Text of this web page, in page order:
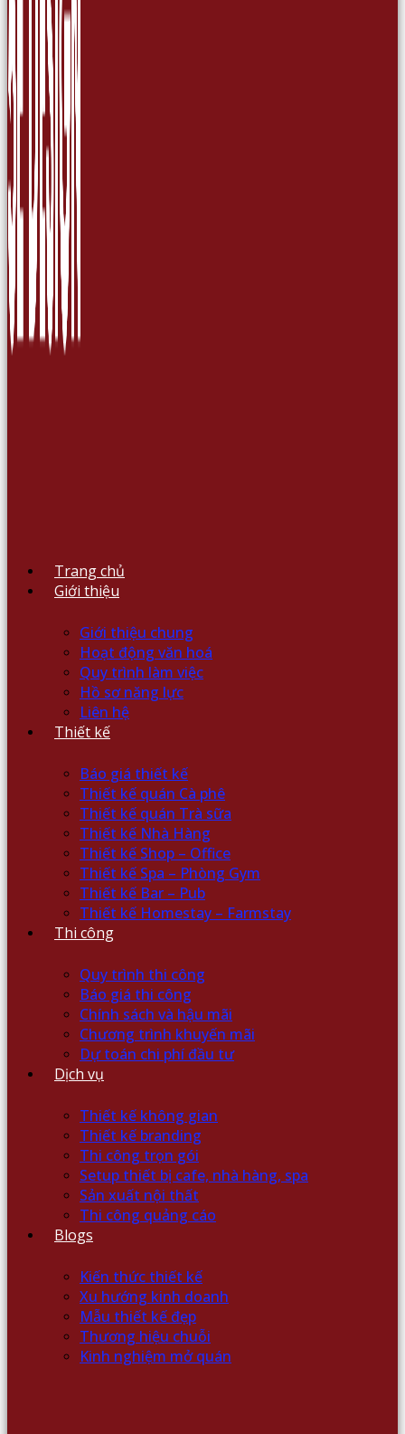
Trang chủ
Giới thiệu
Giới thiệu chung
Hoạt động văn hoá
Quy trình làm việc
Hồ sơ năng lực
Liên hệ
Thiết kế
Báo giá thiết kế
Thiết kế quán Cà phê
Thiết kế quán Trà sữa
Thiết kế Nhà Hàng
Thiết kế Shop – Office
Thiết kế Spa – Phòng Gym
Thiết kế Bar – Pub
Thiết kế Homestay – Farmstay
Thi công
Quy trình thi công
Báo giá thi công
Chính sách và hậu mãi
Chương trình khuyến mãi
Dự toán chi phí đầu tư
Dịch vụ
Thiết kế không gian
Thiết kế branding
Thi công trọn gói
Setup thiết bị cafe, nhà hàng, spa
Sản xuất nội thất
Thi công quảng cáo
Blogs
Kiến thức thiết kế
Xu hướng kinh doanh
Mẫu thiết kế đẹp
Thương hiệu chuỗi
Kinh nghiệm mở quán